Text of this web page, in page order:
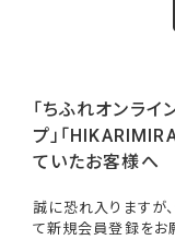
「ちふれオンライ
プ」「
ていたお客様へ
誠に恐れ入りますが
て新規会員登録をお